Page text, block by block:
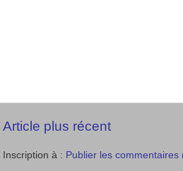
Article plus récent
Inscription à : Publier les commentaires